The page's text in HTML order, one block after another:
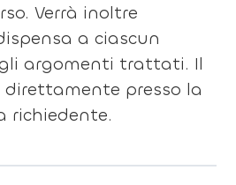
Verrà inoltre
a ciascun
argomenti trattati. Il
direttamente presso la
richiedente.